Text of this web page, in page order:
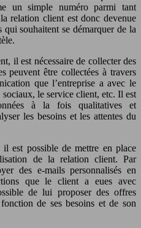
un simple numéro parmi tant
relation client est donc devenue
qui souhaitent se démarquer de la
il est nécessaire de collecter des
peuvent être collectées à travers
que l’entreprise a avec le
le service client, etc. Il est
à la fois qualitatives et
les besoins et les attentes du
est possible de mettre en place
de la relation client. Par
des e-mails personnalisés en
que le client a eues avec
de lui proposer des offres
de ses besoins et de son